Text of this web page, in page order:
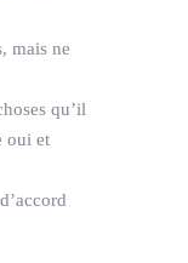
mais ne
qu’il
oui et